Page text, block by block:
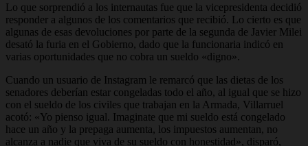
Lo que sorprendió a los internautas fue que la vicepresidenta decidió
responder a algunos de los comentarios que recibió. Lo cierto es que
algunas de esas devoluciones por parte de la segunda de Javier Milei
desató la furia en el Gobierno, dado que la funcionaria indicó en
varias oportunidades que no cobra un sueldo «digno».
Cuando un usuario de Instagram le remarcó que las dietas de los
senadores deberían estar congeladas todo el año, al igual que se hizo
con el sueldo de los civiles que trabajan en la Armada, Villarruel
acotó: «Yo pienso igual. Imaginate que mi sueldo está congelado
hace un año y la prepaga aumenta, los impuestos aumentan, no
alcanza a nadie que viva de su sueldo con honestidad», disparó,